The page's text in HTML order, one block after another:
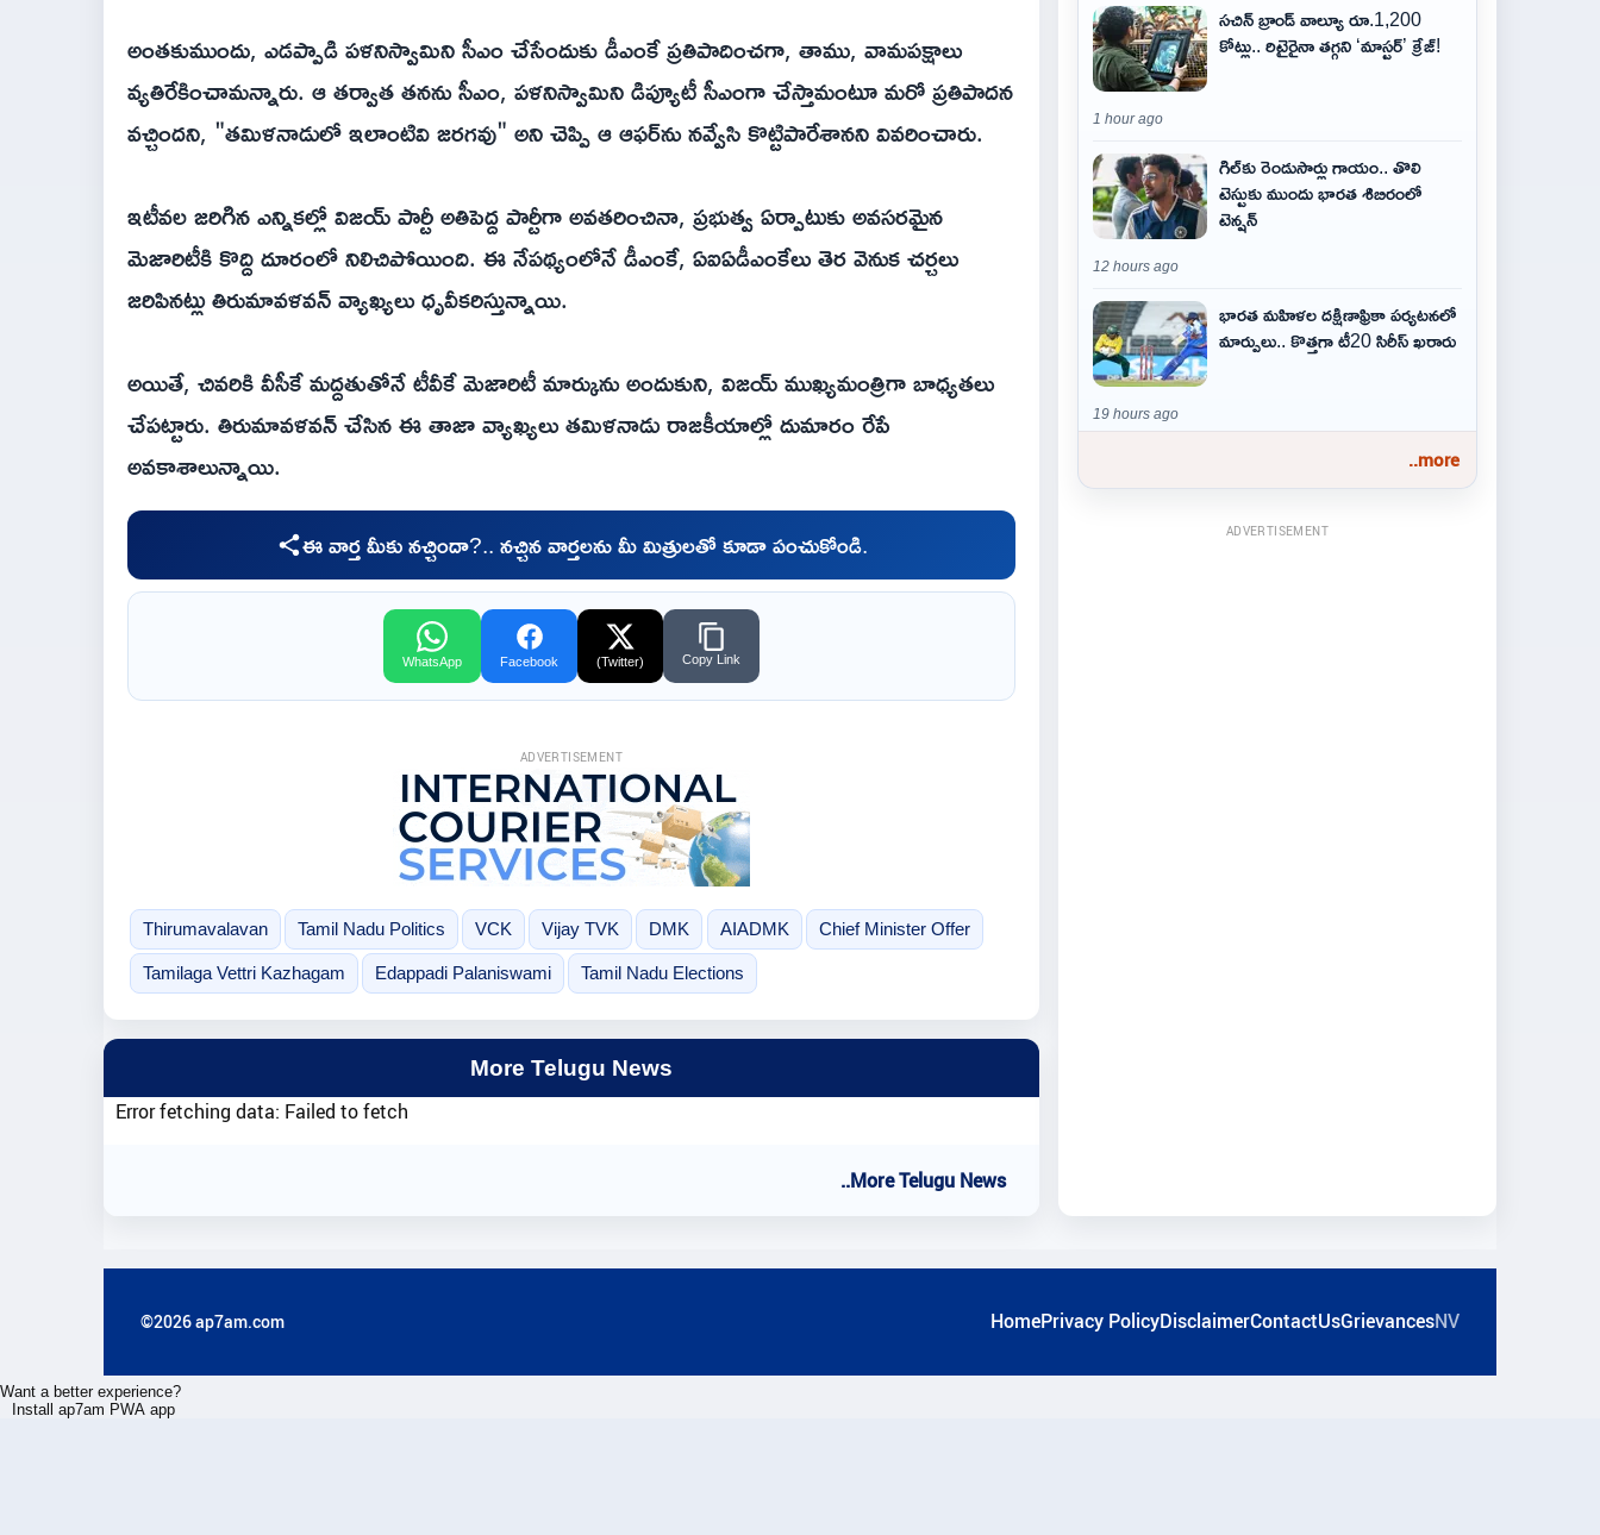
అంతకుముందు, ఎడప్పాడి పళనిస్వామిని సీఎం చేసేందుకు డీఎంకే ప్రతిపాదించగా, తాము, వామపక్షాలు
వ్యతిరేకించామన్నారు. ఆ తర్వాత తనను సీఎం, పళనిస్వామిని డిప్యూటీ సీఎంగా చేస్తామంటూ మరో ప్రతిపాదన
వచ్చిందని, "తమిళనాడులో ఇలాంటివి జరగవు" అని చెప్పి ఆ ఆఫర్‌ను నవ్వేసి కొట్టిపారేశానని వివరించారు.
ఇటీవల జరిగిన ఎన్నికల్లో విజయ్ పార్టీ అతిపెద్ద పార్టీగా అవతరించినా, ప్రభుత్వ ఏర్పాటుకు అవసరమైన
మెజారిటీకి కొద్ది దూరంలో నిలిచిపోయింది. ఈ నేపథ్యంలోనే డీఎంకే, ఏఐఏడీఎంకేలు తెర వెనుక చర్చలు
జరిపినట్లు తిరుమావళవన్ వ్యాఖ్యలు ధృవీకరిస్తున్నాయి.
అయితే, చివరికి వీసీకే మద్దతుతోనే టీవీకే మెజారిటీ మార్కును అందుకుని, విజయ్ ముఖ్యమంత్రిగా బాధ్యతలు
చేపట్టారు. తిరుమావళవన్ చేసిన ఈ తాజా వ్యాఖ్యలు తమిళనాడు రాజకీయాల్లో దుమారం రేపే
అవకాశాలున్నాయి.
ఈ వార్త మీకు నచ్చిందా?.. నచ్చిన వార్తలను మీ మిత్రులతో కూడా పంచుకోండి.
WhatsApp Facebook (Twitter) Copy Link
ADVERTISEMENT
Thirumavalavan Tamil Nadu Politics VCK Vijay TVK DMK AIADMK Chief Minister Offer
Tamilaga Vettri Kazhagam Edappadi Palaniswami Tamil Nadu Elections
More Telugu News
Error fetching data: Failed to fetch
..More Telugu News
సచిన్ బ్రాండ్ వాల్యూ రూ.1,200
కోట్లు.. రిటైరైనా తగ్గని ‘మాస్టర్’ క్రేజ్!
1 hour ago
గిల్‌కు రెండుసార్లు గాయం.. తొలి
టెస్టుకు ముందు భారత శిబిరంలో
టెన్షన్
12 hours ago
భారత మహిళల దక్షిణాఫ్రికా పర్యటనలో
మార్పులు.. కొత్తగా టీ20 సిరీస్ ఖరారు
19 hours ago
..more
ADVERTISEMENT
©2026 ap7am.com HomePrivacy PolicyDisclaimerContactUsGrievancesNV
Want a better experience?
Install ap7am PWA app